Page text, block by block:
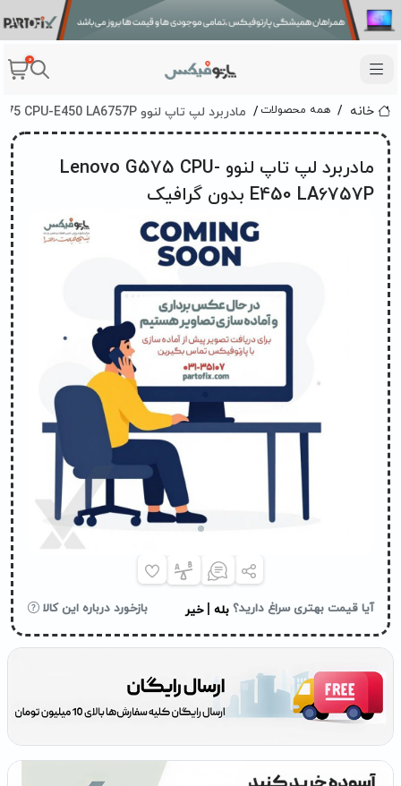
0
خانه همه محصولات مادربرد لپ تاپ لنوو Lenovo G575 CPU-E450 LA6757P بدون گرافیک
مادربرد لپ تاپ لنوو Lenovo G575 CPU-
E450 LA6757P بدون گرافیک
آیا قیمت بهتری سراغ دارید؟ بله خیر بازخورد درباره این کالا